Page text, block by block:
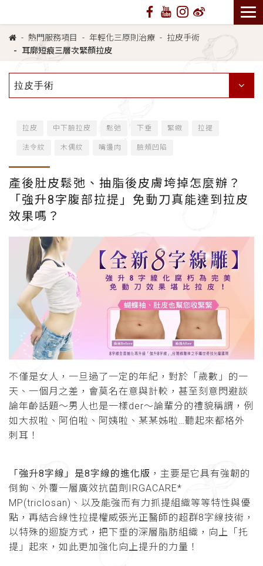
熱門服務項目 年輕化三原則治療
拉皮手術
耳廓短痕三層次緊顏拉皮
拉皮手術
拉皮 中下臉拉皮 鬆弛 下垂 緊緻 拉提
法令紋 木偶紋 嘴邊肉 臉頰凹陷
產後肚皮鬆弛、抽脂後皮膚垮掉怎麼辦？
「強升8字腹部拉提」免動刀真能達到拉皮
效果嗎？
不僅是女人，一旦過了一定的年紀，對於「歲數」的一
天、一個月之差，會莫名在意與計較，甚至刻意閃避談
論年齡話題～男人也是一樣der～論輩分的禮貌稱謂，例
如大叔啦、阿伯啦、阿姨啦、某某姊啦…聽起來都格外
刺耳！
「強升8字線」是8字線的進化版 ，主要是它具有強韌的
倒鉤、外覆一層廣效抗菌劑IRGACARE*
MP(triclosan)、以及能強而有力抓提組織等等特性與優
點，再結合線性拉提權威張光正醫師的超群8字線技術，
以特殊的迴旋方式，把下垂的深層脂肪組織，向上「托
提」起來，如此更加強化向上提升的力量！